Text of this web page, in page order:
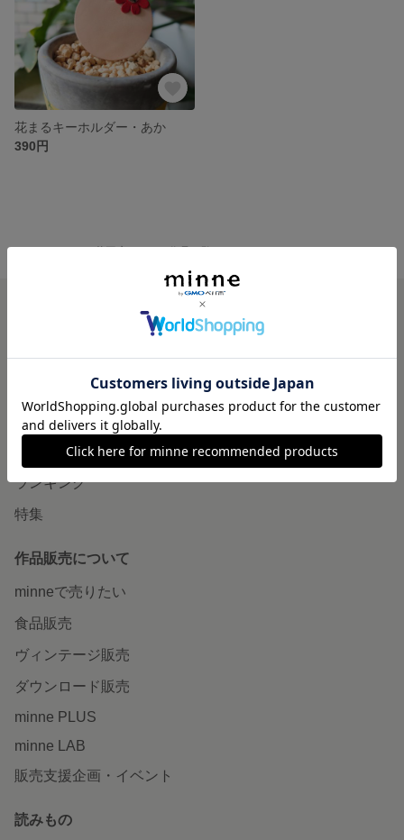
花まるキーホルダー・あか
390円
minne ホーム 革工房torogi の作品一覧
minneについて
minneで買いたい
作品をさがす
ショップをさがす
ランキング
特集
作品販売について
minneで売りたい
食品販売
ヴィンテージ販売
ダウンロード販売
minne PLUS
minne LAB
販売支援企画・イベント
読みもの